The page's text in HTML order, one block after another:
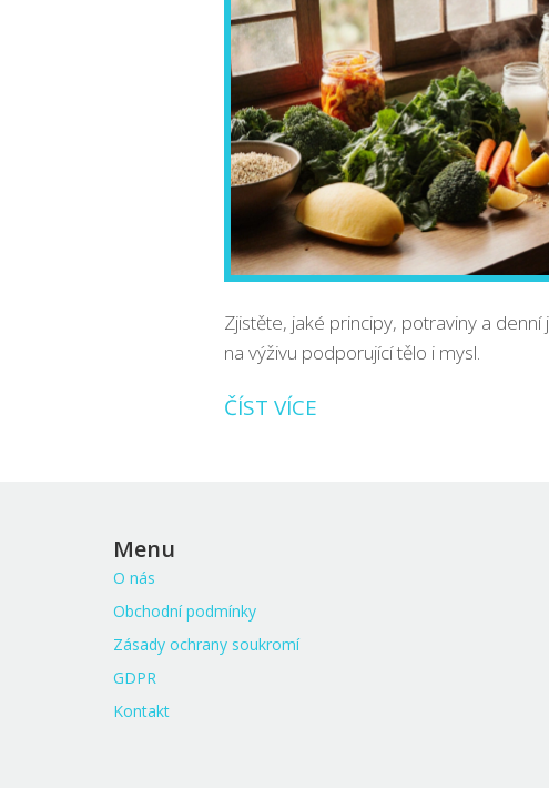
Zjistěte, jaké principy, potraviny a
na výživu podporující tělo i mysl.
ČÍST VÍCE
Menu
O nás
Obchodní podmínky
Zásady ochrany soukromí
GDPR
Kontakt